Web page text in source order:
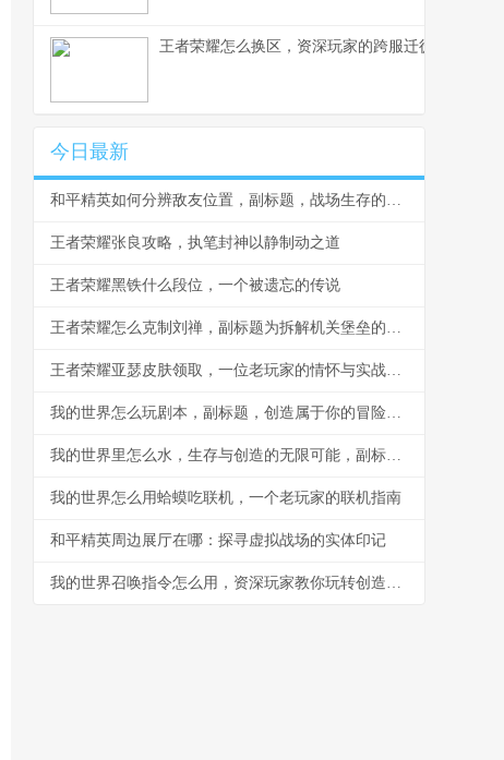
王者荣耀怎么换区，资深玩家的跨服迁徙指南，副
今日最新
和平精英如何分辨敌友位置，副标题，战场生存的视听艺术
王者荣耀张良攻略，执笔封神以静制动之道
王者荣耀黑铁什么段位，一个被遗忘的传说
王者荣耀怎么克制刘禅，副标题为拆解机关堡垒的战术指南
王者荣耀亚瑟皮肤领取，一位老玩家的情怀与实战指南
我的世界怎么玩剧本，副标题，创造属于你的冒险史诗
我的世界里怎么水，生存与创造的无限可能，副标题，资深玩家眼中的水之道
我的世界怎么用蛤蟆吃联机，一个老玩家的联机指南
和平精英周边展厅在哪：探寻虚拟战场的实体印记
我的世界召唤指令怎么用，资深玩家教你玩转创造与召唤的奥秘